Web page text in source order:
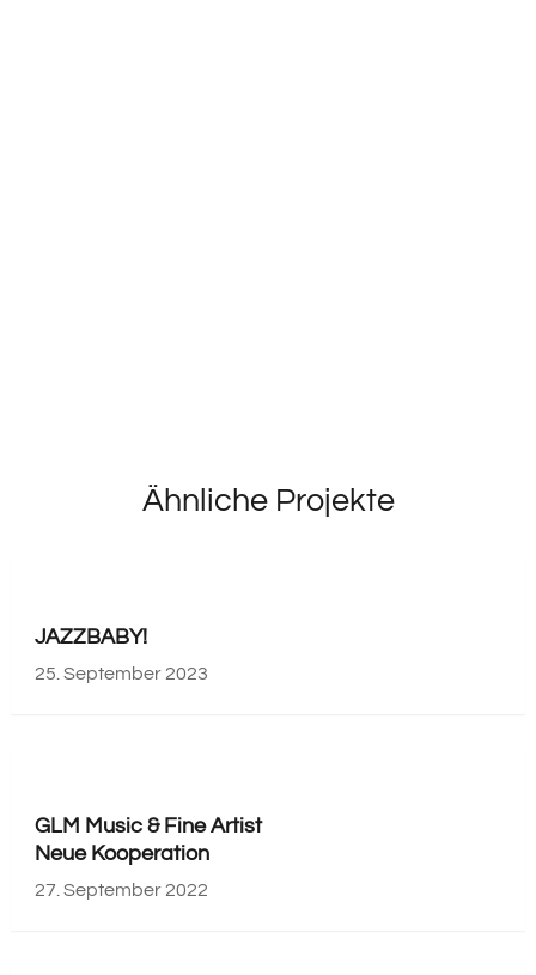
Ähnliche Projekte
JAZZBABY!
25. September 2023
GLM Music & Fine Artist
Neue Kooperation
27. September 2022